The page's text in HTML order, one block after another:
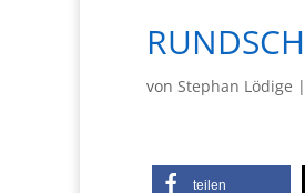
von Stephan Lödige |
teilen